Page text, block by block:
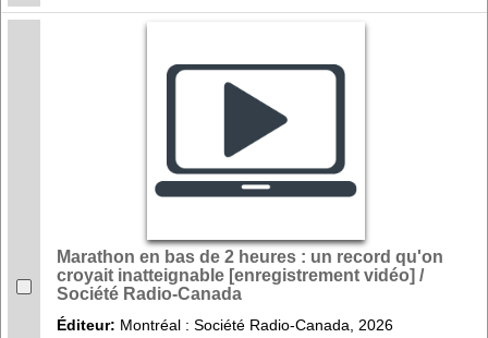
Marathon en bas de 2 heures : un record qu'on
croyait inatteignable [enregistrement vidéo] /
Société Radio-Canada
Éditeur: Montréal : Société Radio-Canada, 2026